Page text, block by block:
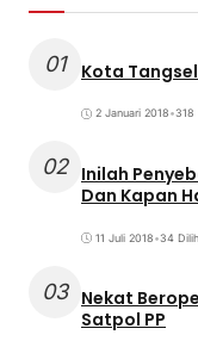
01 Kota
2 Januari 2018•318
02 Inilah
Dan Kapan
11 Juli 2018•34
03 Nekat
Satpol PP